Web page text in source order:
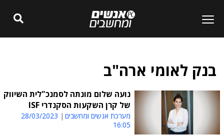
בנק לאומי ארה"ב
נועה שלום מונתה לסמנכ"לית השיווק
של קרן השקעות הסקנדרי ISF
מערכת אנשים ומחשבים
28/03/2023
16:05